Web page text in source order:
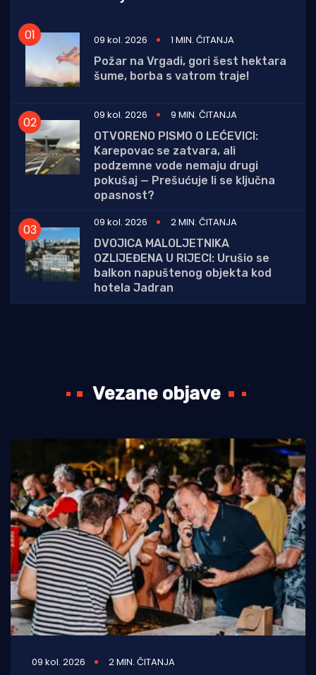
09 kol. 2026
1 MIN. ČITANJA
Požar na Vrgadi, gori šest hektara
šume, borba s vatrom traje!
09 kol. 2026
9 MIN. ČITANJA
OTVORENO PISMO O LEĆEVICI:
Karepovac se zatvara, ali
podzemne vode nemaju drugi
pokušaj — Prešućuje li se ključna
opasnost?
09 kol. 2026
2 MIN. ČITANJA
DVOJICA MALOLJETNIKA
OZLIJEĐENA U RIJECI: Urušio se
balkon napuštenog objekta kod
hotela Jadran
Vezane objave
09 kol. 2026 2 MIN. ČITANJA